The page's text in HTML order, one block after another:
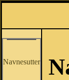
Navnesutter